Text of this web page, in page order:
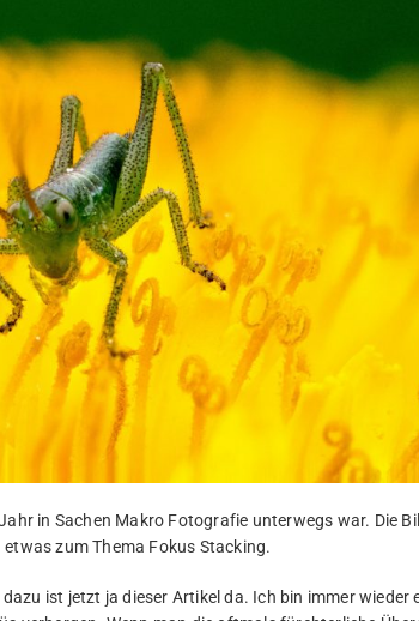
in Sachen Makro Fotografie unterwegs war. Die
zum Thema Fokus Stacking.
ist jetzt ja dieser Artikel da. Ich bin immer wieder